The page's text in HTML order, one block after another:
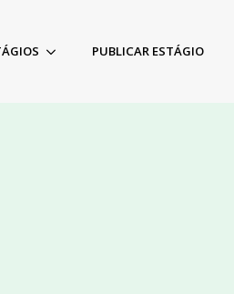
PUBLICAR ESTÁGIO